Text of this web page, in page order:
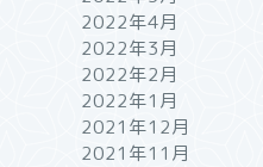
2022年4月
2022年3月
2022年2月
2022年1月
2021年12月
2021年11月